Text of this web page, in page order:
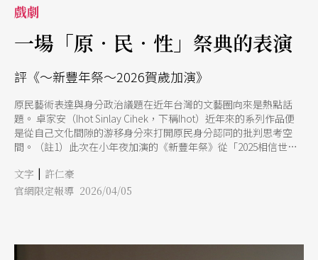
戲劇
一場「原．民．性」祭典的表演
評《～新豐年祭～2026賀歲加演》
原民藝術表達與身分政治議題在近年台灣的文藝圈向來是熱點話
題。 卓家安（Ihot Sinlay Cihek，下稱Ihot）近年來的系列作品便
是從自己文化間隙的游移身分來打開原民身分認同的批判思考空
間。（註1）此次在小年夜加演的《新豐年祭》從「2025相信世代
味，這是返鄉時間，寄生天龍國的北漂人口向南、向東流動的高峰
時節，而對劇中兩位主角Kating跟Sayun（鄭雅之、劉婷微Ooy飾
方面解無法返鄉之鄉愁，一方向也在祭儀間，重新詮釋歸屬感，演
文字 | 許仁豪
官網限定報導 2026/04/05